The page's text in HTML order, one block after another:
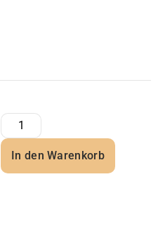
In den Warenkorb